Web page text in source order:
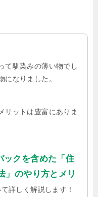
て馴染みの薄い物でし
になりました。
リットは豊富にありま
ックを含めた「住
」のやり方とメリ
詳しく解説します！